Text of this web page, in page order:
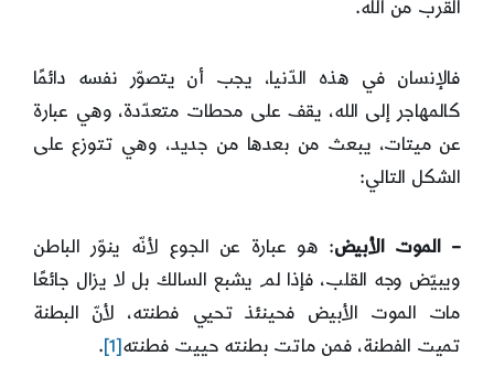
القرب من الله.
فالإنسان في هذه الدّنيا، يجب أن يتصوّر نفسه دائمًا
كالمهاجر إلى الله، يقف على محطات متعدّدة، وهي عبارة
عن ميتات، يبعث من بعدها من جديد، وهي تتوزع على
الشكل التالي:
– الموت الأبيض: هو عبارة عن الجوع لأنّه ينوّر الباطن
ويبيّض وجه القلب، فإذا لم يشبع السالك بل لا يزال جائعًا
مات الموت الأبيض فحينئذ تحيي فطنته، لأنّ البطنة
تميت الفطنة، فمن ماتت بطنته حييت فطنته[1]
.